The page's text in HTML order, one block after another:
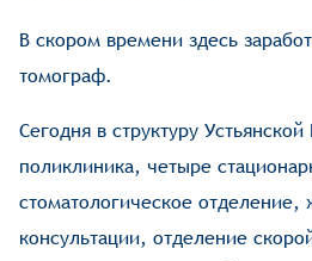
В скором времени здесь
томограф.
Сегодня в структуру
поликлиника, четыре
стоматологическое отделение,
консультации, отделение